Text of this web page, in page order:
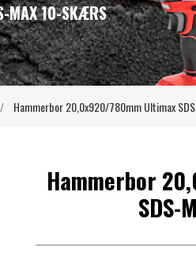
/ Hammerbor 20,0x920/780mm Ultimax
MAX 10-SKÆRS
Hammerbor
SDS-